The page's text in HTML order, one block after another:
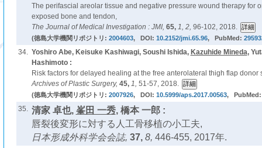
The perifascial areolar tissue and negative pressure wound therapy for
exposed bone and tendon,
The Journal of Medical Investigation : JMI, 65, 1, 2, 96-102, 2018.
(徳島大学機関リポジトリ: 2004603, DOI: 10.2152/jmi.65.96, PubMed:
34. Yoshiro Abe, Keisuke Kashiwagi, Soushi Ishida, Kazuhide Mineda,
Hashimoto :
Risk factors for delayed healing at the free anterolateral thigh flap donor
Archives of Plastic Surgery, 45, 1, 51-57, 2018.
(徳島大学機関リポジトリ: 2007926, DOI: 10.5999/aps.2017.00563,
35. 清家 卓也, 峯田 一秀, 橋本 一郎 :
唇裂後変形に対する人工骨移植の小工夫,
日本形成外科学会会誌, 37, 8, 446-455, 2017年.